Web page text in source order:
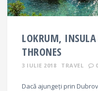
LOKRUM,
THRONES
3 IULIE 2018 TRAVEL
Dacă ajungeți prin